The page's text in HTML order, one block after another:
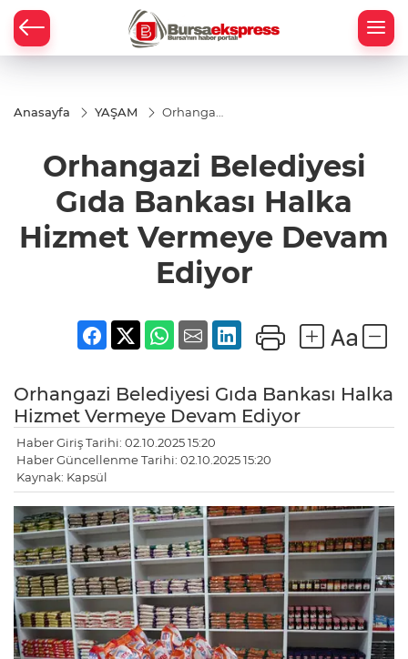
Anasayfa YAŞAM
Orhangazi
Bankası
Halka
Vermeye
Devam
Ediyor
Orhangazi Belediyesi
Gıda Bankası Halka
Hizmet Vermeye Devam
Ediyor
Orhangazi Belediyesi Gıda Bankası Halka
Hizmet Vermeye Devam Ediyor
Haber Giriş Tarihi: 02.10.2025 15:20
Haber Güncellenme Tarihi: 02.10.2025 15:20
Kaynak: Kapsül